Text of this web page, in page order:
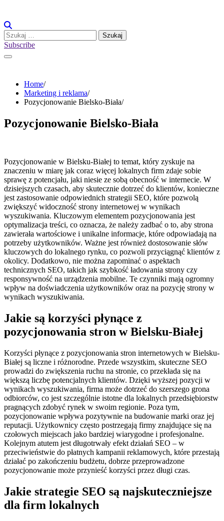
content
Szukaj:
Subscribe
Home
Marketing i reklama
Pozycjonowanie Bielsko-Biała
Pozycjonowanie Bielsko-Biała
Pozycjonowanie w Bielsku-Białej to temat, który zyskuje na
znaczeniu w miarę jak coraz więcej lokalnych firm zdaje sobie
sprawę z potencjału, jaki niesie ze sobą obecność w internecie. W
dzisiejszych czasach, aby skutecznie dotrzeć do klientów, konieczne
jest zastosowanie odpowiednich strategii SEO, które pozwolą
zwiększyć widoczność strony internetowej w wynikach
wyszukiwania. Kluczowym elementem pozycjonowania jest
optymalizacja treści, co oznacza, że należy zadbać o to, aby strona
zawierała wartościowe i unikalne informacje, które odpowiadają na
potrzeby użytkowników. Ważne jest również dostosowanie słów
kluczowych do lokalnego rynku, co pozwoli przyciągnąć klientów z
okolicy. Dodatkowo, nie można zapominać o aspektach
technicznych SEO, takich jak szybkość ładowania strony czy
responsywność na urządzenia mobilne. Te czynniki mają ogromny
wpływ na doświadczenia użytkowników oraz na pozycję strony w
wynikach wyszukiwania.
Jakie są korzyści płynące z
pozycjonowania stron w Bielsku-Białej
Korzyści płynące z pozycjonowania stron internetowych w Bielsku-
Białej są liczne i różnorodne. Przede wszystkim, skuteczne SEO
prowadzi do zwiększenia ruchu na stronie, co przekłada się na
większą liczbę potencjalnych klientów. Dzięki wyższej pozycji w
wynikach wyszukiwania, firma może dotrzeć do szerszego grona
odbiorców, co jest szczególnie istotne dla lokalnych przedsiębiorstw
pragnących zdobyć rynek w swoim regionie. Poza tym,
pozycjonowanie wpływa pozytywnie na budowanie marki oraz jej
reputacji. Użytkownicy często postrzegają firmy znajdujące się na
czołowych miejscach jako bardziej wiarygodne i profesjonalne.
Kolejnym atutem jest długotrwały efekt działań SEO – w
przeciwieństwie do płatnych kampanii reklamowych, które przestają
działać po zakończeniu budżetu, dobrze przeprowadzone
pozycjonowanie może przynieść korzyści przez długi czas.
Jakie strategie SEO są najskuteczniejsze
dla firm lokalnych